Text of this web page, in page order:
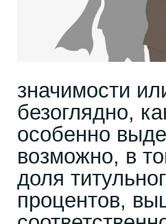
значимости
безоглядно,
особенно
возможно, в
доля
процентов,